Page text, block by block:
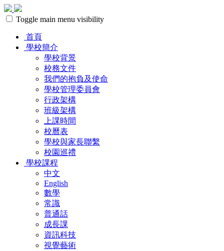
Toggle main menu visibility
首頁
學校簡介
學校背景
校務文件
我們的抱負及使命
學校管理委員會
行政架構
班級架構
上課時間
校曆表
學校與家長聯繫
校園巡禮
學校課程
中文
English
數學
常識
普通話
成長課
資訊科技
視覺藝術